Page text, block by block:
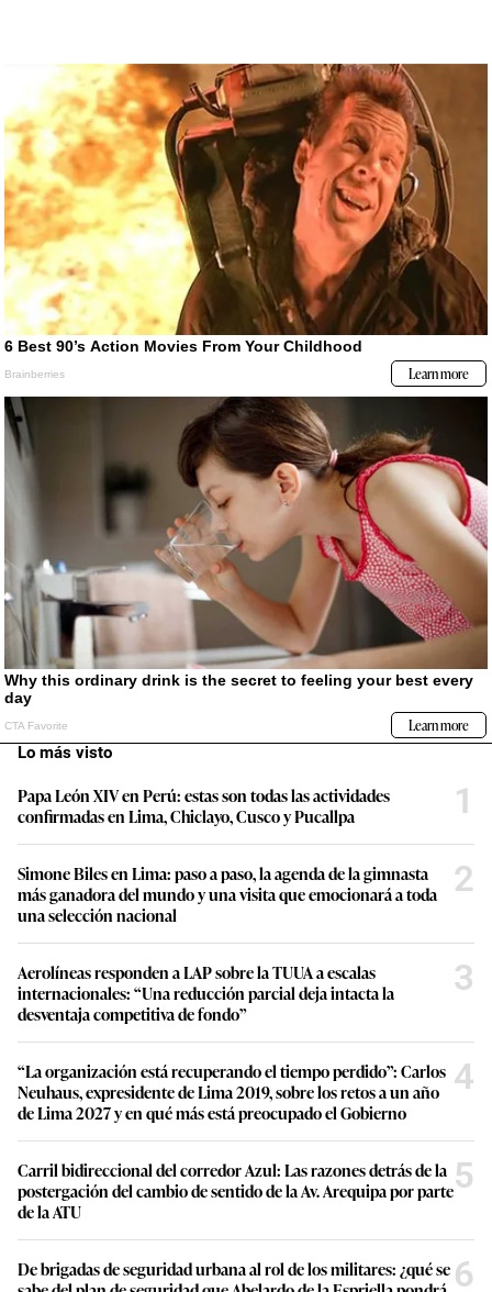
Lo más visto
Papa León XIV en Perú: estas son todas las actividades
confirmadas en Lima, Chiclayo, Cusco y Pucallpa
1
Simone Biles en Lima: paso a paso, la agenda de la gimnasta
más ganadora del mundo y una visita que emocionará a toda
una selección nacional
2
Aerolíneas responden a LAP sobre la TUUA a escalas
internacionales: “Una reducción parcial deja intacta la
desventaja competitiva de fondo”
3
“La organización está recuperando el tiempo perdido”: Carlos
Neuhaus, expresidente de Lima 2019, sobre los retos a un año
de Lima 2027 y en qué más está preocupado el Gobierno
4
Carril bidireccional del corredor Azul: Las razones detrás de la
postergación del cambio de sentido de la Av. Arequipa por parte
de la ATU
5
De brigadas de seguridad urbana al rol de los militares: ¿qué se 6